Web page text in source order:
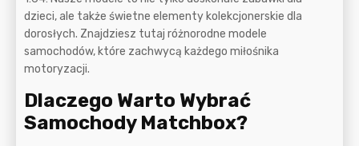
dzieci, ale także świetne elementy kolekcjonerskie dla
dorosłych. Znajdziesz tutaj różnorodne modele
samochodów, które zachwycą każdego miłośnika
motoryzacji.
Dlaczego Warto Wybrać
Samochody Matchbox?